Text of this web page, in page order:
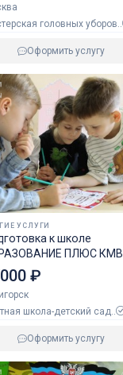
головных уборов..
Оформить услугу
УСЛУГИ
к школе
ПЛЮС КМВ
₽
школа-детский сад..
Оформить услугу